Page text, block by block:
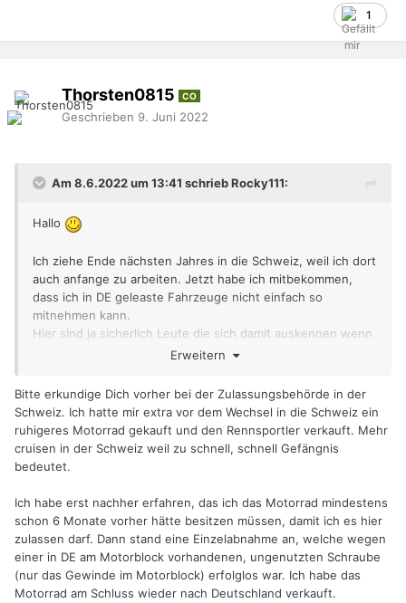
1
Thorsten0815 CO
Geschrieben 9. Juni 2022
Am 8.6.2022 um 13:41 schrieb Rocky111:
Hallo
Ich ziehe Ende nächsten Jahres in die Schweiz, weil ich dort
auch anfange zu arbeiten. Jetzt habe ich mitbekommen,
dass ich in DE geleaste Fahrzeuge nicht einfach so
mitnehmen kann.
Hier sind ja sicherlich Leute die sich damit auskennen wenn
man von DE in die Schweiz zieht.
insofern sie nicht gekauft waren? Weil ich spiele mit dem
Gedanken mir einen Cayman GT 4 zu leasen sobald ich
drüben bin. In CH ist das natürlich alles etwas teurer als bei
uns.
Hat evtl jemand eine Übersicht wie viel man im Schnitt für
Leasing z.b auf 48 monate und 20k km im Jahr legt? Was
erwartet mich denn ca an Versicherung und anderen Kosten
Ich hoffe der Beitrag ist nicht zu unübersichtlich
geschrieben und die Frage ist erkennbar. Ich würde mich
Erweitern
Bitte erkundige Dich vorher bei der Zulassungsbehörde in der
Schweiz. Ich hatte mir extra vor dem Wechsel in die Schweiz ein
ruhigeres Motorrad gekauft und den Rennsportler verkauft. Mehr
cruisen in der Schweiz weil zu schnell, schnell Gefängnis
bedeutet.
Ich habe erst nachher erfahren, das ich das Motorrad mindestens
schon 6 Monate vorher hätte besitzen müssen, damit ich es hier
zulassen darf. Dann stand eine Einzelabnahme an, welche wegen
einer in DE am Motorblock vorhandenen, ungenutzten Schraube
(nur das Gewinde im Motorblock) erfolglos war. Ich habe das
Motorrad am Schluss wieder nach Deutschland verkauft.